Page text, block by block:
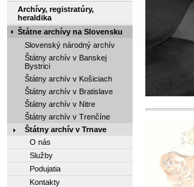
Archívy, registratúry,
heraldika
Štátne archívy na Slovensku
Slovenský národný archív
Štátny archív v Banskej
Bystrici
Štátny archív v Košiciach
Štátny archív v Bratislave
Štátny archív v Nitre
Štátny archív v Trenčíne
Štátny archív v Trnave
O nás
Služby
Podujatia
Kontakty